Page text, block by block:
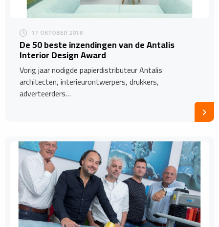
17 OKTOBER 2018
De 50 beste inzendingen van de Antalis
Interior Design Award
Vorig jaar nodigde papierdistributeur Antalis
architecten, interieurontwerpers, drukkers,
adverteerders…